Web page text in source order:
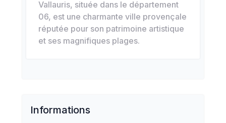
Vallauris, située dans le département
06, est une charmante ville provençale
réputée pour son patrimoine artistique
et ses magnifiques plages.
Informations